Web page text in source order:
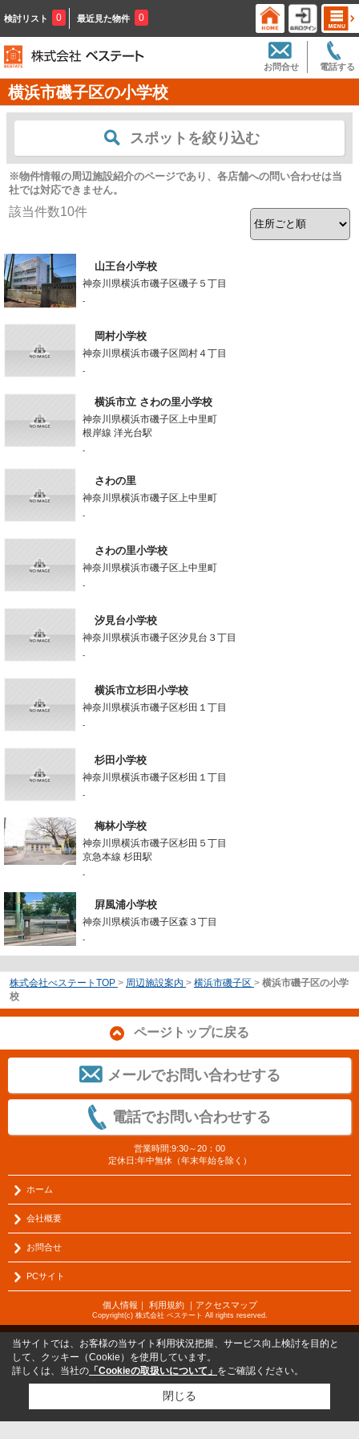
検討リスト 0 最近見た物件 0
電話する
お問合せ
横浜市磯子区の小学校
スポットを絞り込む
※物件情報の周辺施設紹介のページであり、各店舗への問い合わせは当
社では対応できません。
該当件数10件
山王台小学校
神奈川県横浜市磯子区磯子５丁目
-
岡村小学校
神奈川県横浜市磯子区岡村４丁目
-
横浜市立 さわの里小学校
神奈川県横浜市磯子区上中里町
根岸線 洋光台駅
-
さわの里
神奈川県横浜市磯子区上中里町
-
さわの里小学校
神奈川県横浜市磯子区上中里町
-
汐見台小学校
神奈川県横浜市磯子区汐見台３丁目
-
横浜市立杉田小学校
神奈川県横浜市磯子区杉田１丁目
-
杉田小学校
神奈川県横浜市磯子区杉田１丁目
-
梅林小学校
神奈川県横浜市磯子区杉田５丁目
京急本線 杉田駅
-
屛風浦小学校
神奈川県横浜市磯子区森３丁目
-
株式会社べステートTOP > 周辺施設案内 > 横浜市磯子区 > 横浜市磯子区の小学
校
ページトップに戻る
メールでお問い合わせする
電話でお問い合わせする
営業時間:9:30～20：00
定休日:年中無休（年末年始を除く）
ホーム
会社概要
お問合せ
PCサイト
個人情報 ｜ 利用規約｜ アクセスマップ
Copyright(c) 株式会社 ベステート All rights reserved.
当サイトでは、お客様の当サイト利用状況把握、サービス向上検討を目的と
して、クッキー（Cookie）を使用しています。
詳しくは、当社の 「Cookieの取扱いについて」 をご確認ください。
閉じる